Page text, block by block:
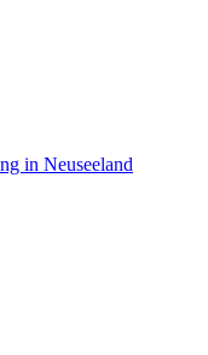
in Neuseeland